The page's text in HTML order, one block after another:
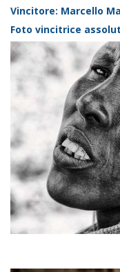
Vincitore: Marcello
Foto vincitrice